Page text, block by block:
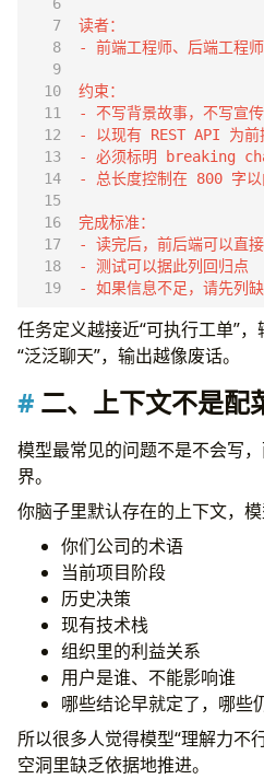
4. 追求文采，牺牲信息密度
5. 把长上下文当万灵药
十二、什么时候不该用模型
不要在这些场景里让模型
1. 高确定性计算
2. 高风险专业判断
4. 数据不可出域的场景
5. 组织尚未准备好承担
十三、几个实用 Prompt 模板
1. 写作类：先出结构再出
2. 资料整理类：强制依据
3. 需求澄清类：先问缺口
5. 排障类：区分事实和假设
结语
- 如果信息不足，请先列
任务定义越接近“可执行工单”
“泛泛聊天”，输出越像废话。
二、上下文不是配
模型最常见的问题不是不会写
界。
你脑子里默认存在的上下文，模
你们公司的术语
当前项目阶段
历史决策
现有技术栈
组织里的利益关系
用户是谁、不能影响谁
哪些结论早就定了，哪些
所以很多人觉得模型“理解力不
空洞里缺乏依据地推进。